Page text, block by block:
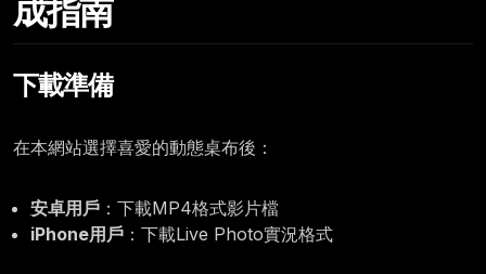
成指南
下載準備
在本網站選擇喜愛的動態桌布後：
安卓用戶 ：下載MP4格式影片檔
iPhone用戶 ：下載Live Photo實況格式